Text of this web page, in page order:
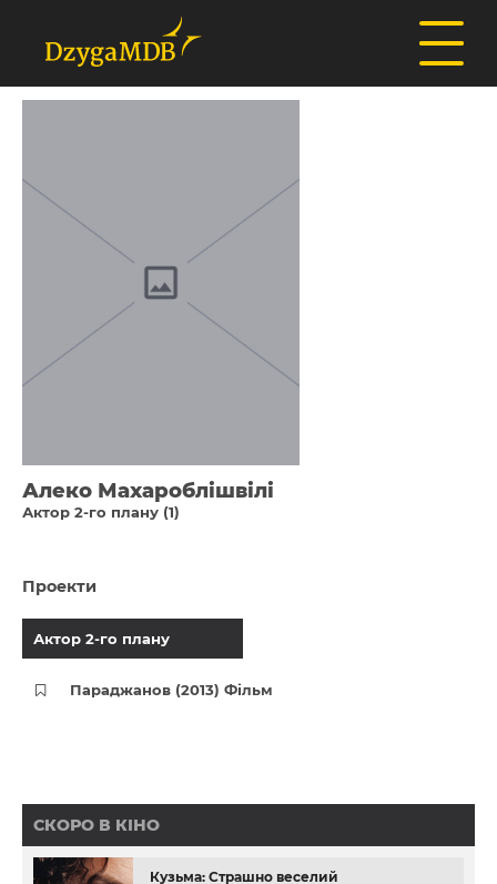
Алеко Махароблішвілі
Актор 2-го плану (1)
Проекти
Актор 2-го плану
Параджанов (2013) Фільм
СКОРО В КІНО
Кузьма: Страшно веселий